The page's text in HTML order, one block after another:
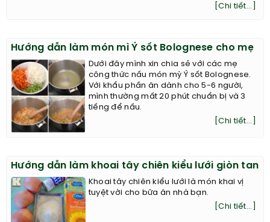
[Chi tiết...]
Hướng dẫn làm món mì Ý sốt Bolognese cho mẹ
Dưới đây mình xin chia sẻ với các mẹ
công thức nấu món mỳ Ý sốt Bolognese.
Với khẩu phần ăn dành cho 5-6 người,
mình thường mất 20 phút chuẩn bị và 3
tiếng để nấu.
[Chi tiết...]
Hướng dẫn làm khoai tây chiên kiểu lưới giòn tan
Khoai tây chiên kiểu lưới là món khai vị
tuyệt vời cho bữa ăn nhà bạn.
[Chi tiết...]